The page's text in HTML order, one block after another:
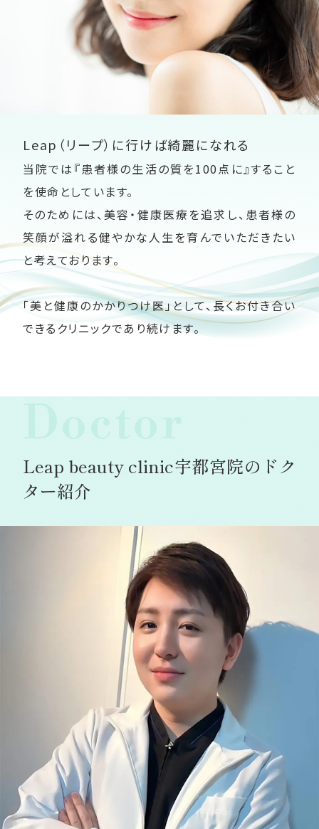
Leap（リープ）に行けば綺麗になれる
当院では『患者様の生活の質を100点に』すること
を使命としています。
そのためには、美容・健康医療を追求し、患者様の
笑顔が溢れる健やかな人生を育んでいただきたい
と考えております。
「美と健康のかかりつけ医」として、長くお付き合い
できるクリニックであり続けます。
Leap beauty clinic宇都宮院のドク
ター紹介